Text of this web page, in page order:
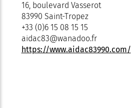
16, boulevard Vasserot
83990 Saint-Tropez
+33 (0)6 15 08 15 15
aidac83@wanadoo.fr
https://www.aidac83990.com/